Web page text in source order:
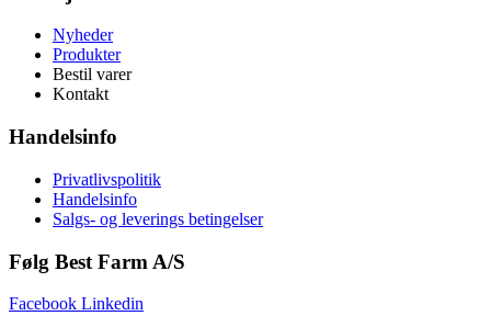
Nyheder
Produkter
Bestil varer
Kontakt
Handelsinfo
Privatlivspolitik
Handelsinfo
Salgs- og leverings betingelser
Følg Best Farm A/S
Facebook Linkedin